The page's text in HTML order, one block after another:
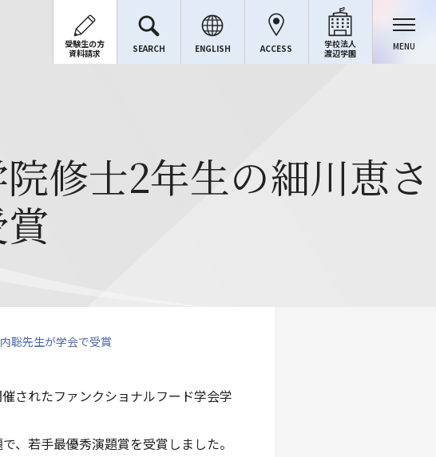
受験生の方
資料請求
SEARCH ENGLISH ACCESS
学校法人
渡辺学園
MENU
修士2年生の細川恵さ
聡先生が学会で受賞
されたファンクショナルフード学会学
、若手最優秀演題賞を受賞しました。